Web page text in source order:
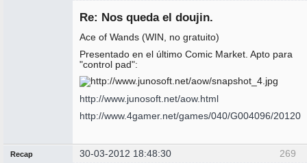
Re: Nos queda el doujin.
Ace of Wands (WIN, no gratuito)
Presentado en el último Comic Market. Apto para
"control pad":
http://www.junosoft.net/aow.html
http://www.4gamer.net/games/040/G004096/
269
Recap 30-03-2012 18:48:30